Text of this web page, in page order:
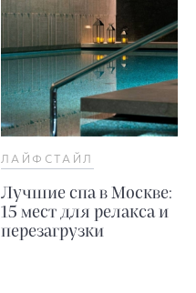
ЛАЙФСТАЙЛ
Лучшие спа в Москве:
15 мест для релакса и
перезагрузки